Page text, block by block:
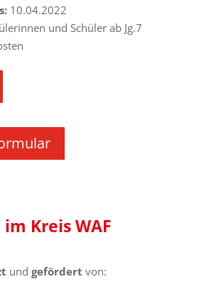
10.04.2022
und Schüler ab Jg.7
im KreisWAF
und gefördert von: